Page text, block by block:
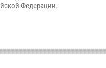
Федерации.